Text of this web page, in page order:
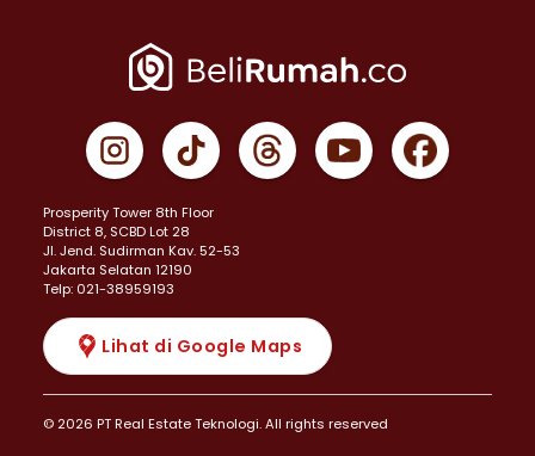
Prosperity Tower 8th Floor
District 8, SCBD Lot 28
JI. Jend. Sudirman Kav. 52-53
Jakarta Selatan 12190
Telp: 021-38959193
Lihat di Google Maps
© 2026 PT Real Estate Teknologi. All rights reserved